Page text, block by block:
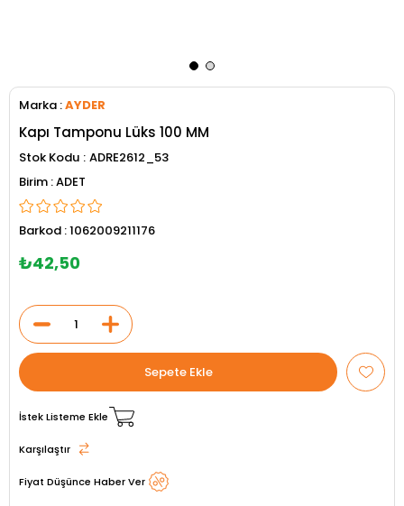
Marka :AYDER
Kapı Tamponu Lüks 100 MM
Stok Kodu ADRE2612_53
ADET
Barkod :1062009211176
₺42,50
İstek Listeme Ekle
Karşılaştır
Fiyat Düşünce Haber Ver